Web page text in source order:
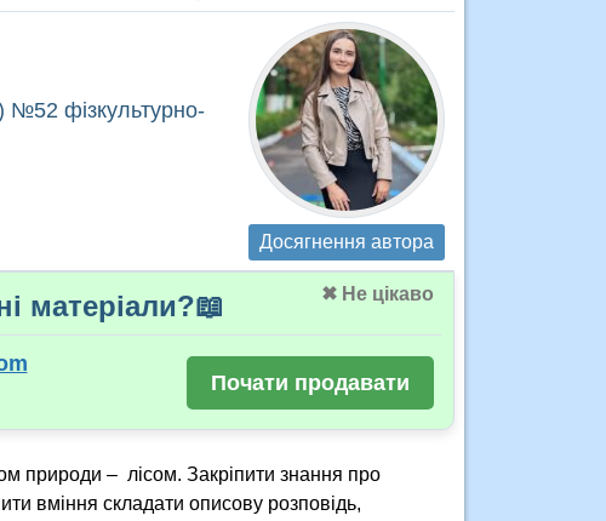
№52 фізкультурно-
Досягнення автора
✖ Не цікаво
матеріали?📖
Почати продавати
природи – лісом. Закріпити знання про
вміння складати описову розповідь,